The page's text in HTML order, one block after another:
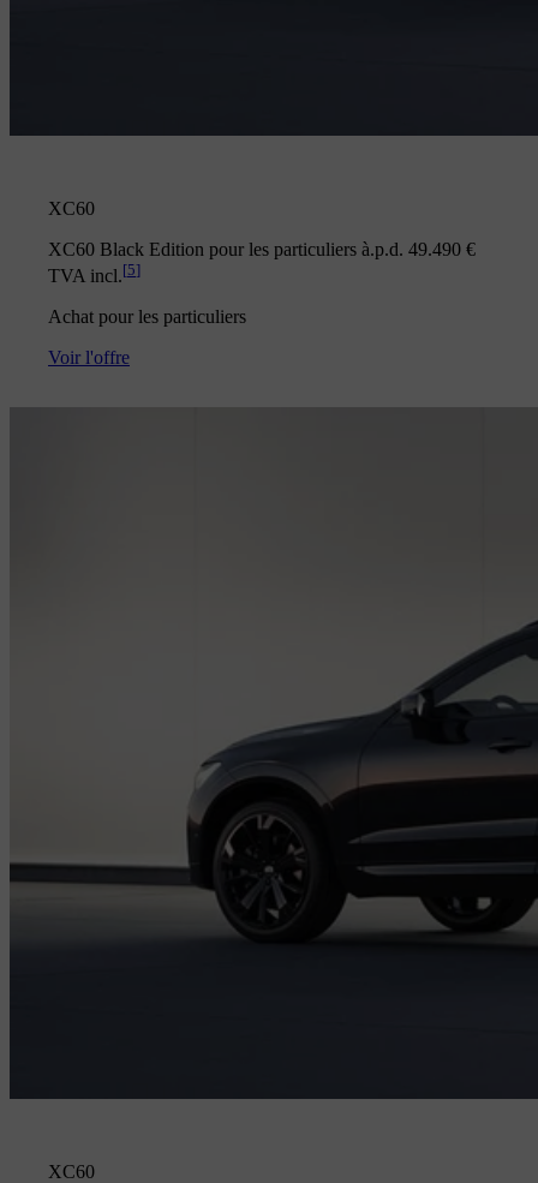
XC60
XC60 Black Edition pour les particuliers à.p.d. 49.490 €
TVA incl.[5]
Achat pour les particuliers
Voir l'offre
XC60